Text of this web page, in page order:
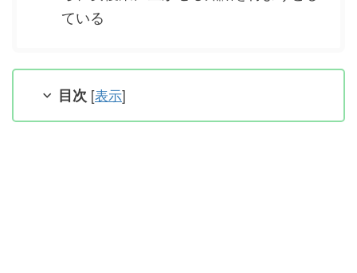
ている
目次 [表示]